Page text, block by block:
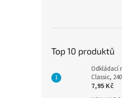
Top 10 produktů
Odkládací
Classic,
7,95 Kč